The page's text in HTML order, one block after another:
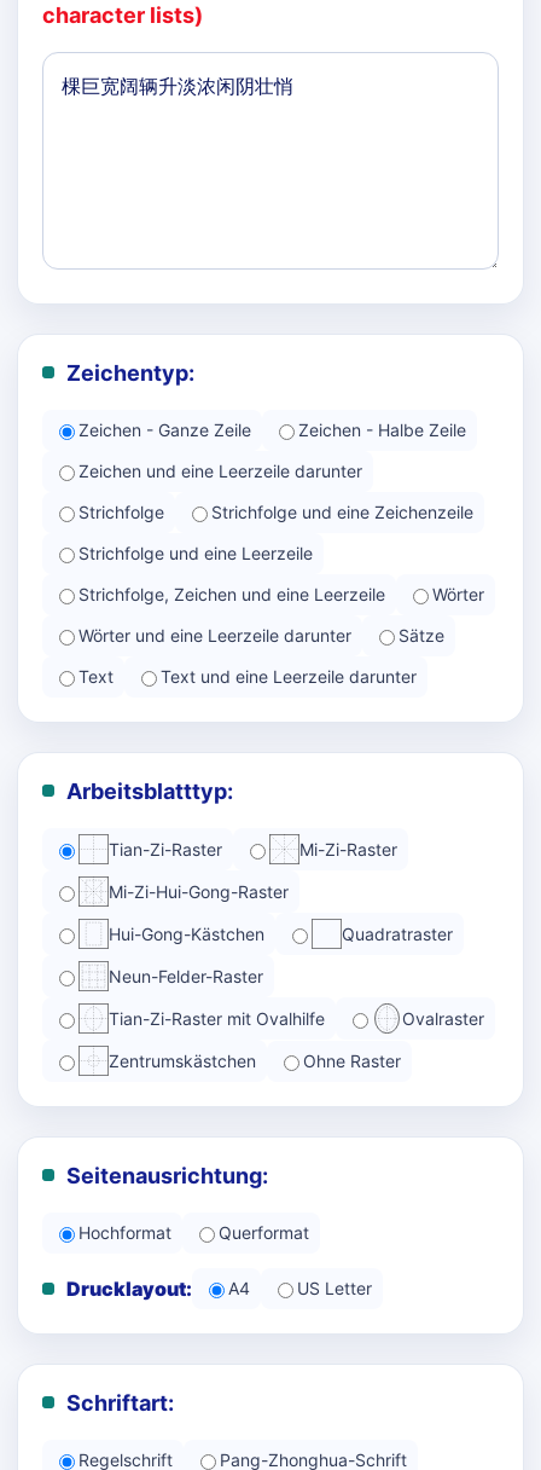
character lists)
Zeichentyp:
Zeichen - Ganze Zeile
Zeichen - Halbe Zeile
Zeichen und eine Leerzeile darunter
Strichfolge
Strichfolge und eine Zeichenzeile
Strichfolge und eine Leerzeile
Strichfolge, Zeichen und eine Leerzeile
Wörter
Wörter und eine Leerzeile darunter
Sätze
Text
Text und eine Leerzeile darunter
Arbeitsblatttyp:
Tian-Zi-Raster Mi-Zi-Raster
Mi-Zi-Hui-Gong-Raster
Hui-Gong-Kästchen Quadratraster
Neun-Felder-Raster
Tian-Zi-Raster mit Ovalhilfe Ovalraster
Zentrumskästchen Ohne Raster
Seitenausrichtung:
Hochformat Querformat
Drucklayout: A4 US Letter
Schriftart:
Regelschrift
Pang-Zhonghua-Schrift